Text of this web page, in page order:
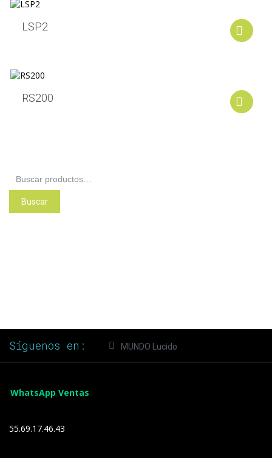
LSP2
RS200
por:
Buscar
Síguenos en: MUNDO Lucido
WhatsApp Ventas
55.69.17.46.43